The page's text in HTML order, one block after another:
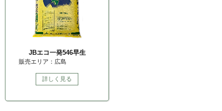
JBエコ一発546早生
販売エリア：広島
詳しく見る